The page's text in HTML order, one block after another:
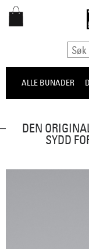
ALLE BUNADER
DEN
SYDD